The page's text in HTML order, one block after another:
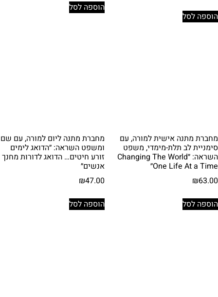
הוספה לסל
הוספה לסל
מחברת מתנה אישית למורה, עם
סימניית לב תלת-מימדי, משפט
השראה: ״Changing The World
One Life At a Time״
₪63.00
הוספה לסל
מחברת מתנה ליום למורה, עם שם
ומשפט השראה: ״הדואג לימים
זורע חיטים… הדואג לדורות מחנך
אנשים״
₪47.00
הוספה לסל